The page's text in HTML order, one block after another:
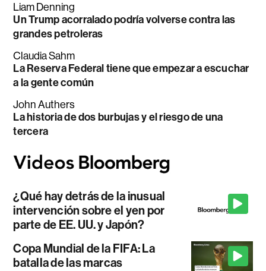
Liam Denning
Un Trump acorralado podría volverse contra las
grandes petroleras
Claudia Sahm
La Reserva Federal tiene que empezar a escuchar
a la gente común
John Authers
La historia de dos burbujas y el riesgo de una
tercera
¿Qué hay detrás de la inusual
intervención sobre el yen por
parte de EE. UU. y Japón?
Copa Mundial de la FIFA: La
batalla de las marcas